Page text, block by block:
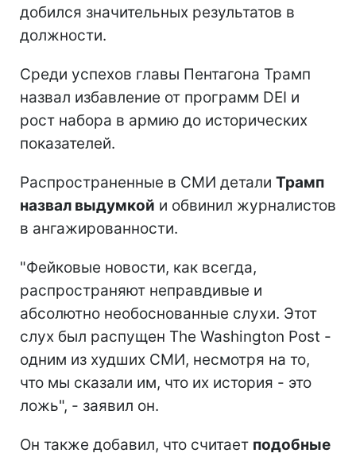
добился значительных результатов в
должности.
Среди успехов главы Пентагона Трамп
назвал избавление от программ DEI и
рост набора в армию до исторических
показателей.
Распространенные в СМИ детали Трамп
назвал выдумкой и обвинил журналистов
в ангажированности.
"Фейковые новости, как всегда,
распространяют неправдивые и
абсолютно необоснованные слухи. Этот
слух был распущен The Washington Post -
одним из худших СМИ, несмотря на то,
что мы сказали им, что их история - это
ложь", - заявил он.
Он также добавил, что считает подобные